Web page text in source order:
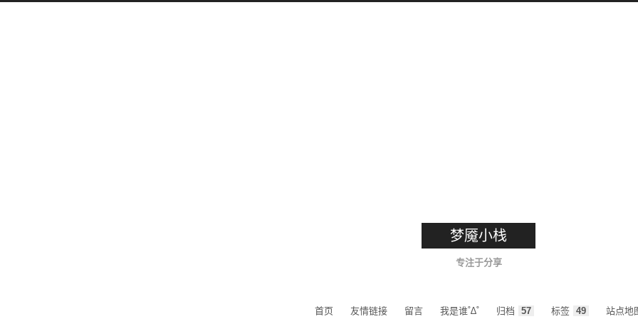
梦魇小栈
专注于分享
首页 友情链接 留言 我是谁˚∆˚ 归档 57 标签 49 站点地